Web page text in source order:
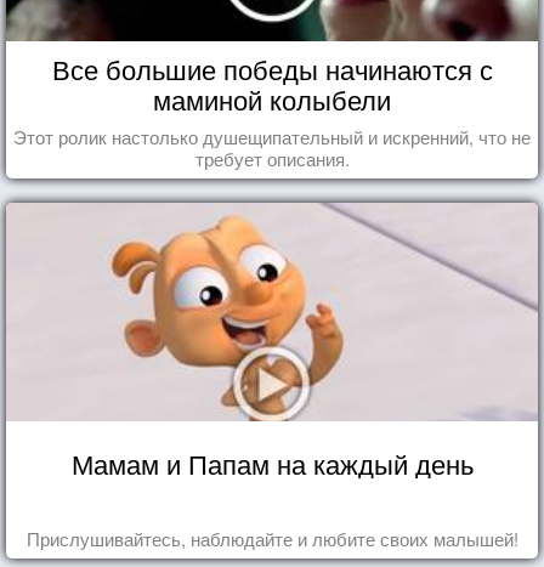
Все большие победы начинаются с
маминой колыбели
Этот ролик настолько душещипательный и искренний, что не
требует описания.
Мамам и Папам на каждый день
Прислушивайтесь, наблюдайте и любите своих малышей!